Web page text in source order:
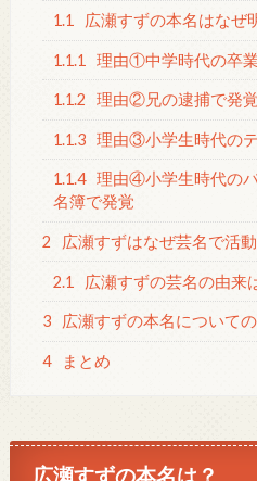
1.1 広瀬すずの本名はなぜ
1.1.1 理由①中学時代の卒
1.1.2 理由②兄の逮捕で発覚
1.1.3 理由③小学生時代の
1.1.4 理由④小学生時代の
名簿で発覚
2 広瀬すずはなぜ芸名で活
2.1 広瀬すずの芸名の由来
3 広瀬すずの本名について
4 まとめ
広瀬すずの本名は？